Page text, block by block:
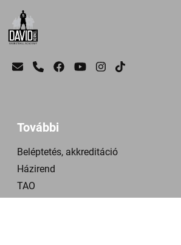
További
Beléptetés, akkreditáció
Házirend
TAO